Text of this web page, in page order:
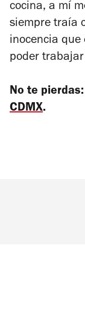
cocina, a mí
siempre traía
inocencia
poder trabajar
No te pierdas:
CDMX.